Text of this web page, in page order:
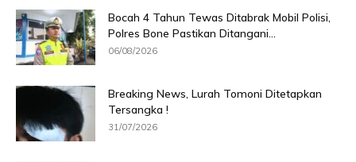
Bocah 4 Tahun Tewas Ditabrak Mobil Polisi,
Polres Bone Pastikan Ditangani...
06/08/2026
Breaking News, Lurah Tomoni Ditetapkan
Tersangka !
31/07/2026